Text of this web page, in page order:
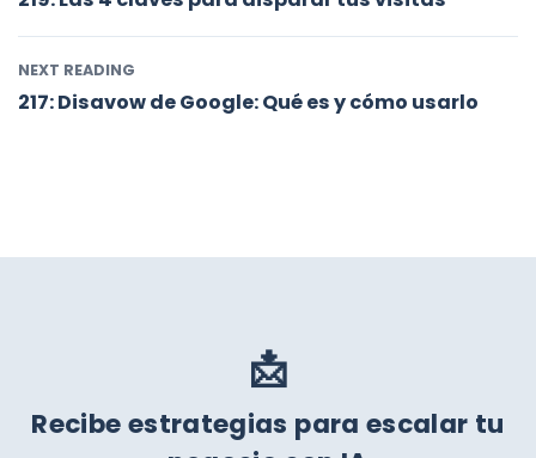
NEXT READING
217: Disavow de Google: Qué es y cómo usarlo
📩
Recibe estrategias para escalar tu